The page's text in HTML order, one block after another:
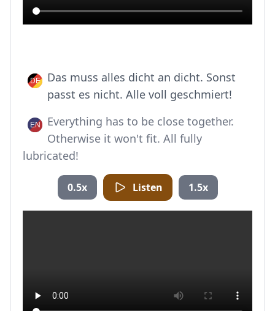
Das muss alles dicht an dicht. Sonst
passt es nicht. Alle voll geschmiert!
Everything has to be close together.
Otherwise it won't fit. All fully
lubricated!
0.5x Listen 1.5x